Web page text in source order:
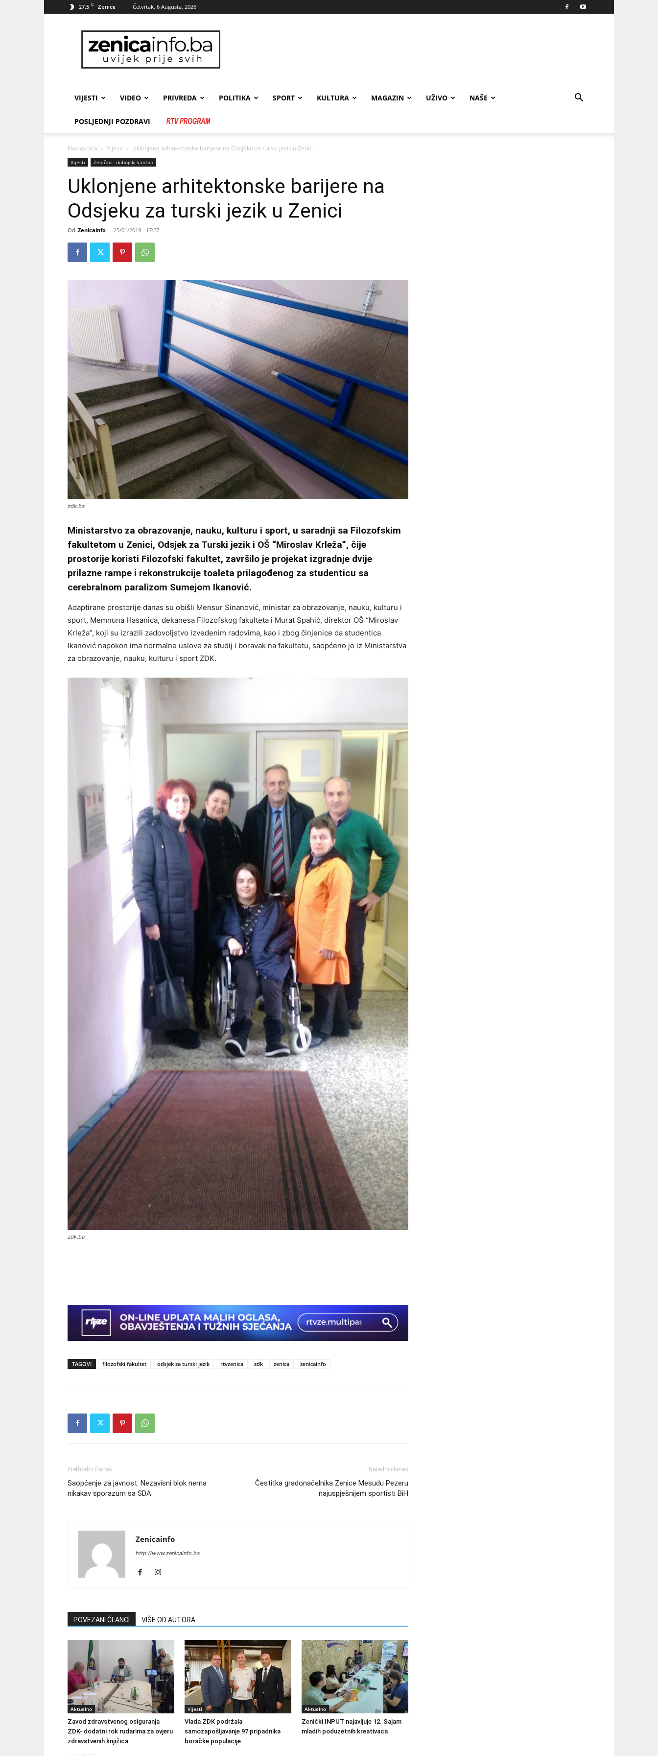
27.5 C Zenica Četvrtak, 6 Augusta, 2026
zenicainfo.ba
VIJESTI VIDEO PRIVREDA POLITIKA SPORT KULTURA MAGAZIN UŽIVO NAŠE
POSLJEDNJI POZDRAVI
Naslovnica Vijesti Uklonjene arhitektonske barijere na Odsjeku za turski jezik u Zenici
Vijesti Zeničko - dobojski kanton
Uklonjene arhitektonske barijere na
Odsjeku za turski jezik u Zenici
Od Zenicainfo - 25/01/2019 - 17:27
zdk.ba
Ministarstvo za obrazovanje, nauku, kulturu i sport, u saradnji sa Filozofskim
fakultetom u Zenici, Odsjek za Turski jezik i OŠ “Miroslav Krleža”, čije
prostorije koristi Filozofski fakultet, završilo je projekat izgradnje dvije
prilazne rampe i rekonstrukcije toaleta prilagođenog za studenticu sa
cerebralnom paralizom Sumejom Ikanović.
Adaptirane prostorije danas su obišli Mensur Sinanović, ministar za obrazovanje, nauku, kulturu i
sport, Memnuna Hasanica, dekanesa Filozofskog fakulteta i Murat Spahić, direktor OŠ “Miroslav
Krleža”, koji su izrazili zadovoljstvo izvedenim radovima, kao i zbog činjenice da studentica
Ikanović napokon ima normalne uslove za studij i boravak na fakultetu, saopćeno je iz Ministarstva
za obrazovanje, nauku, kulturu i sport ZDK.
zdk.ba
TAGOVI filozofski fakultet odsjek za turski jezik rtvzenica zdk zenica zenicainfo
Prethodni članak
Saopćenje za javnost: Nezavisni blok nema
nikakav sporazum sa SDA
Naredni članak
Čestitka gradonačelnika Zenice Mesudu Pezeru
najuspješnijem sportisti BiH
Zenicainfo
http://www.zenicainfo.ba
POVEZANI ČLANCI VIŠE OD AUTORA
Aktuelno
Zavod zdravstvenog osiguranja
ZDK- dodatni rok rudarima za ovjeru
zdravstvenih knjižica
Vijesti
Vlada ZDK podržala
samozapošljavanje 97 pripadnika
boračke populacije
Aktuelno
Zenički INPUT najavljuje 12. Sajam
mladih poduzetnih kreativaca